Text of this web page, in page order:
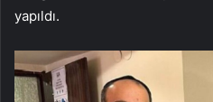
yapıldı.